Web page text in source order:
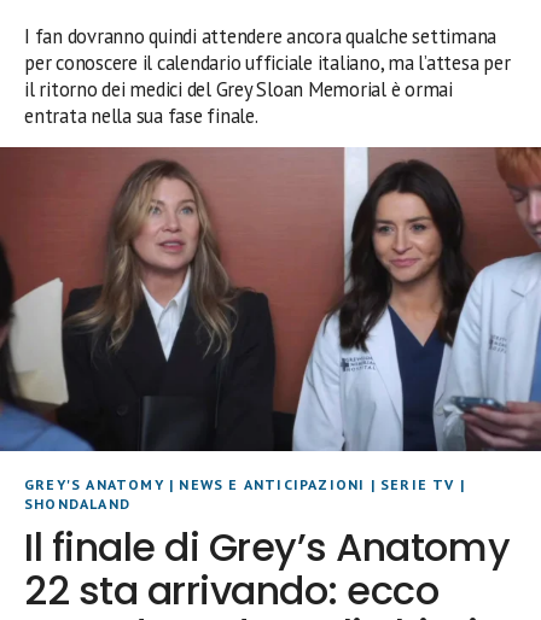
I fan dovranno quindi attendere ancora qualche settimana
per conoscere il calendario ufficiale italiano, ma l’attesa per
il ritorno dei medici del Grey Sloan Memorial è ormai
entrata nella sua fase finale.
GREY'S ANATOMY| NEWS E ANTICIPAZIONI | SERIE TV |
SHONDALAND
Il finale di Grey’s Anatomy
22 sta arrivando: ecco